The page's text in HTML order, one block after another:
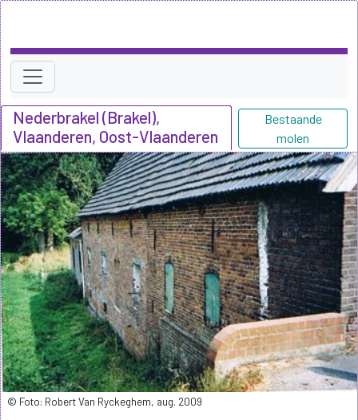
Nederbrakel (Brakel),
Vlaanderen, Oost-Vlaanderen
Bestaande
molen
© Foto: Robert Van Ryckeghem, aug. 2009